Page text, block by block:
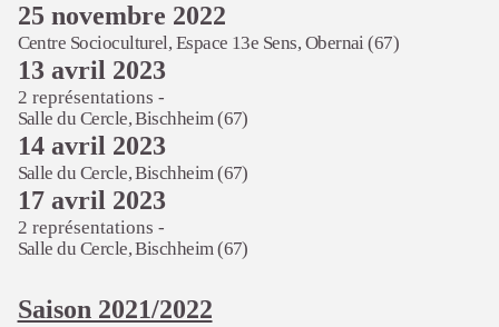
25 novembre 2022
Centre Socioculturel, Espace 13e Sens, Obernai (67)
13 avril 2023
2 représentations -
Salle du Cercle, Bischheim (67)
14 avril 2023
Salle du Cercle, Bischheim (67)
17 avril 2023
2 représentations -
Salle du Cercle, Bischheim (67)
Saison 2021/2022